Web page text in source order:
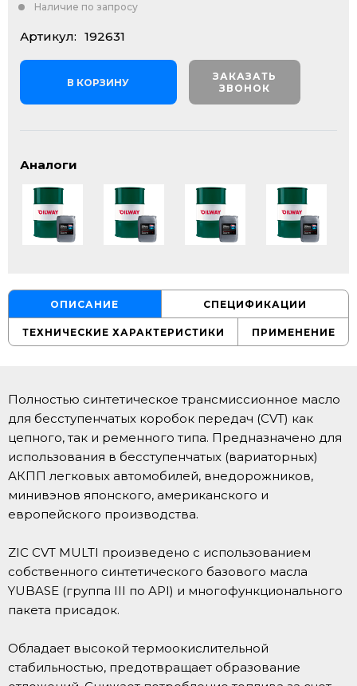
Наличие по запросу
Артикул: 192631
В КОРЗИНУ
ЗАКАЗАТЬ
ЗВОНОК
Аналоги
ОПИСАНИЕ СПЕЦИФИКАЦИИ
ТЕХНИЧЕСКИЕ ХАРАКТЕРИСТИКИ ПРИМЕНЕНИЕ
Полностью синтетическое трансмиссионное масло
для бесступенчатых коробок передач (CVT) как
цепного, так и ременного типа. Предназначено для
использования в бесступенчатых (вариаторных)
АКПП легковых автомобилей, внедорожников,
минивэнов японского, американского и
европейского производства.
ZIC CVT MULTI произведено с использованием
собственного синтетического базового масла
YUBASE (группа III по API) и многофункционального
пакета присадок.
Обладает высокой термоокислительной
стабильностью, предотвращает образование